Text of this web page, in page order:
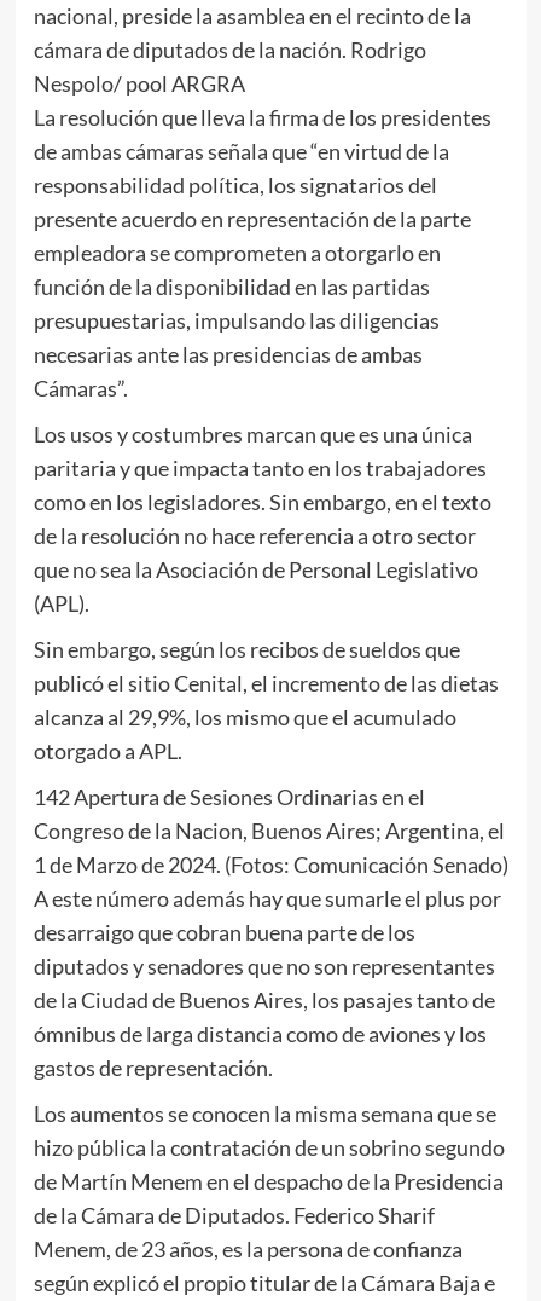
nacional, preside la asamblea en el recinto de la
cámara de diputados de la nación. Rodrigo
Nespolo/ pool ARGRA
La resolución que lleva la firma de los presidentes
de ambas cámaras señala que “en virtud de la
responsabilidad política, los signatarios del
presente acuerdo en representación de la parte
empleadora se comprometen a otorgarlo en
función de la disponibilidad en las partidas
presupuestarias, impulsando las diligencias
necesarias ante las presidencias de ambas
Cámaras”.
Los usos y costumbres marcan que es una única
paritaria y que impacta tanto en los trabajadores
como en los legisladores. Sin embargo, en el texto
de la resolución no hace referencia a otro sector
que no sea la Asociación de Personal Legislativo
(APL).
Sin embargo, según los recibos de sueldos que
publicó el sitio Cenital, el incremento de las dietas
alcanza al 29,9%, los mismo que el acumulado
otorgado a APL.
142 Apertura de Sesiones Ordinarias en el
Congreso de la Nacion, Buenos Aires; Argentina, el
1 de Marzo de 2024. (Fotos: Comunicación Senado)
A este número además hay que sumarle el plus por
desarraigo que cobran buena parte de los
diputados y senadores que no son representantes
de la Ciudad de Buenos Aires, los pasajes tanto de
ómnibus de larga distancia como de aviones y los
gastos de representación.
Los aumentos se conocen la misma semana que se
hizo pública la contratación de un sobrino segundo
de Martín Menem en el despacho de la Presidencia
de la Cámara de Diputados. Federico Sharif
Menem, de 23 años, es la persona de confianza
según explicó el propio titular de la Cámara Baja e